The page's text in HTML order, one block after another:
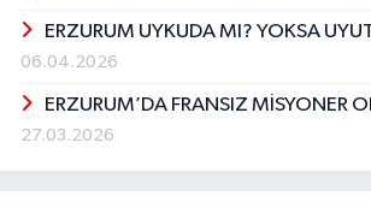
ERZURUM UYKUDA MI? YOKSA
06.04.2026
ERZURUM’DA FRANSIZ MİSYONER
27.03.2026